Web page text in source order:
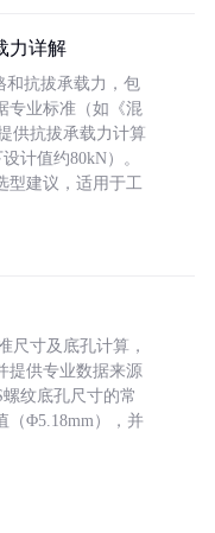
力详解
和抗拔承载力，包
专业标准（如《混
供抗拔承载力计算
计值约80kN）。
型建议，适用于工
尺寸及底孔计算，
提供专业数据来源
螺纹底孔尺寸的常
（Φ5.18mm），并